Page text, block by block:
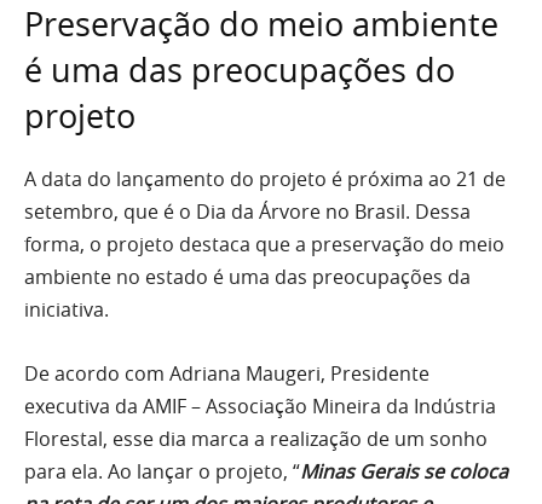
Preservação do meio ambiente
é uma das preocupações do
projeto
A data do lançamento do projeto é próxima ao 21 de
setembro, que é o Dia da Árvore no Brasil. Dessa
forma, o projeto destaca que a preservação do meio
ambiente no estado é uma das preocupações da
iniciativa.
De acordo com Adriana Maugeri, Presidente
executiva da AMIF – Associação Mineira da Indústria
Florestal, esse dia marca a realização de um sonho
para ela. Ao lançar o projeto, “Minas Gerais se coloca